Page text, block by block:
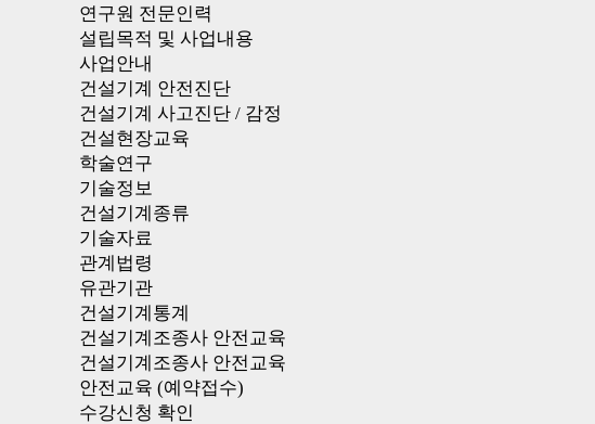
연구원 전문인력
설립목적 및 사업내용
사업안내
건설기계 안전진단
건설기계 사고진단 / 감정
건설현장교육
학술연구
기술정보
건설기계종류
기술자료
관계법령
유관기관
건설기계통계
건설기계조종사 안전교육
건설기계조종사 안전교육
안전교육 (예약접수)
수강신청 확인